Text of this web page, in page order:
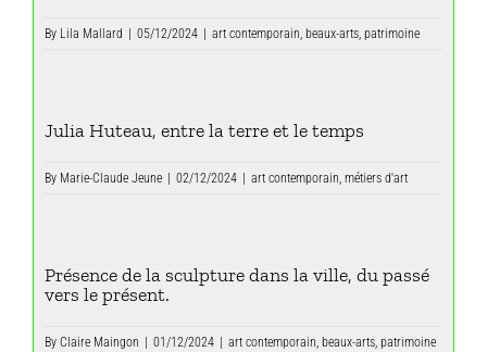
By Lila Mallard 05/12/2024 art contemporain, beaux-arts, patrimoine
Julia Huteau, entre la terre et le temps
By Marie-Claude Jeune 02/12/2024 art contemporain, métiers d'art
Présence de la sculpture dans la ville, du passé
vers le présent.
By Claire Maingon 01/12/2024 art contemporain, beaux-arts, patrimoine